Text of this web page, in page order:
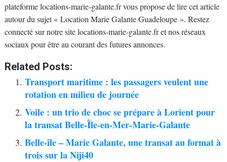
plateforme locations-marie-galante.fr vous propose de lire cet article
autour du sujet « Location Marie Galante Guadeloupe ». Restez
connecté sur notre site locations-marie-galante.fr et nos réseaux
sociaux pour être au courant des futures annonces.
Related Posts:
Transport maritime : les passagers veulent une
rotation en milieu de journée
Voile : un trio de choc se prépare à Lorient pour
la transat Belle-Île-en-Mer-Marie-Galante
Belle-île – Marie Galante, une transat au format à
trois sur la Niji40